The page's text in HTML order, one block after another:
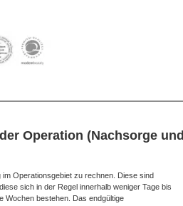
Operation (Nachsorge und
Operationsgebiet zu rechnen. Diese sind
sich in der Regel innerhalb weniger Tage bis
Wochen bestehen. Das endgültige